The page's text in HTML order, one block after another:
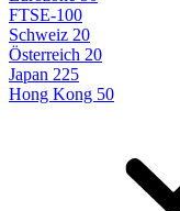
FTSE-100
Schweiz 20
Österreich 20
Japan 225
Hong Kong 50